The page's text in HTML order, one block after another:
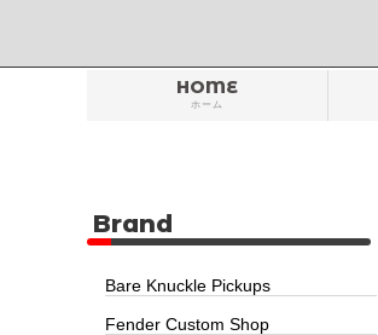
HOME
ホーム
Brand
Bare Knuckle Pickups
Fender Custom Shop